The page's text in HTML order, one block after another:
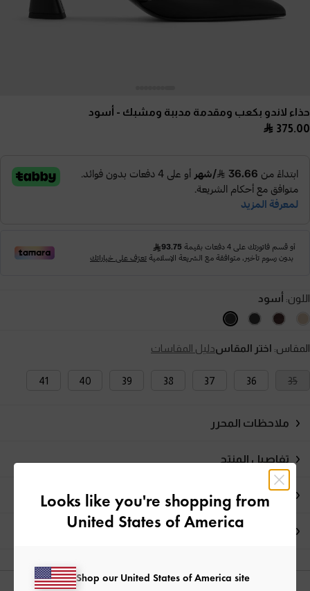
حذاء لاندو بكعب ومقدمة مدببة ومشبك - أسود
375.00
اللون: أسود
المقاس: اختر المقاسدليل المقاسات
35
36
37
38
39
40
41
ملاحظات المحرر
تفاصيل المنتج
العروض الحصرية
الشحن والإرجاع
Looks like you're shopping from
United States of America
Shop our United States of America site